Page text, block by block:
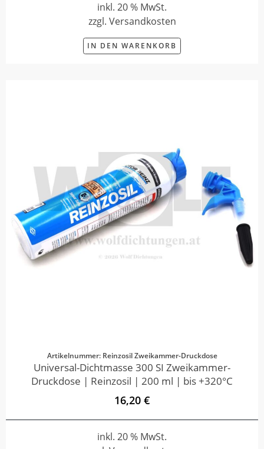
inkl. 20 % MwSt.
zzgl. Versandkosten
IN DEN WARENKORB
Artikelnummer: Reinzosil Zweikammer-Druckdose
Universal-Dichtmasse 300 SI Zweikammer-
Druckdose | Reinzosil | 200 ml | bis +320°C
16,20 €
inkl. 20 % MwSt.